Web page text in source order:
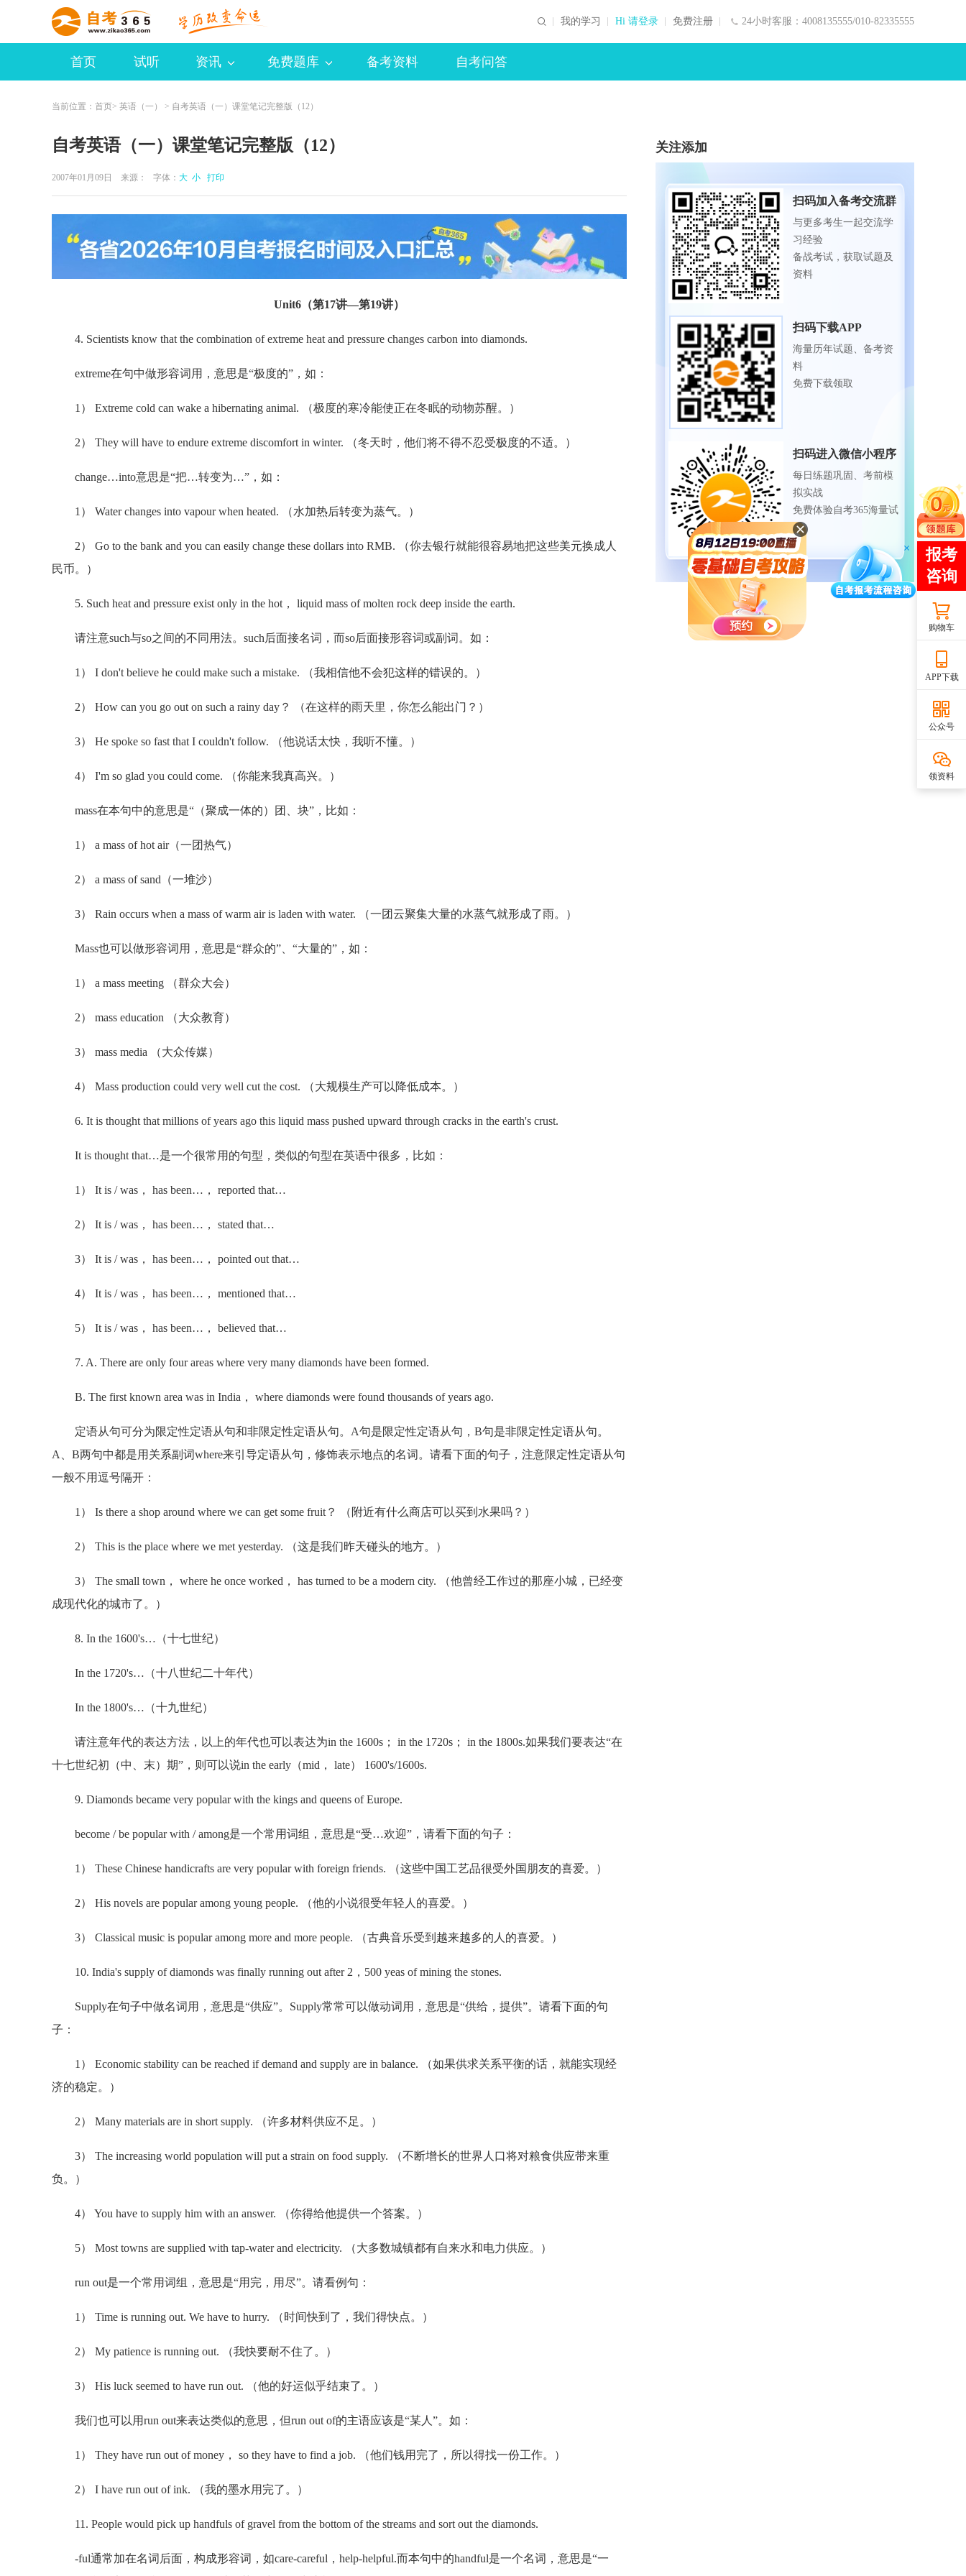
24小时客服：4008135555/010-82335555
我的学习 Hi 请登录 免费注册
首页 试听 资讯 免费题库 备考资料 自考问答
当前位置： 首页> 英语（一） > 自考英语（一）课堂笔记完整版（12）
自考英语（一）课堂笔记完整版（12）
2007年01月09日 来源： 字体： 大 小 打印
Unit6（第17讲—第19讲）
4. Scientists know that the combination of extreme heat and pressure changes carbon into diamonds.
extreme在句中做形容词用，意思是“极度的”，如：
1） Extreme cold can wake a hibernating animal. （极度的寒冷能使正在冬眠的动物苏醒。）
2） They will have to endure extreme discomfort in winter. （冬天时，他们将不得不忍受极度的不适。）
change…into意思是“把…转变为…”，如：
1） Water changes into vapour when heated. （水加热后转变为蒸气。）
2） Go to the bank and you can easily change these dollars into RMB. （你去银行就能很容易地把这些美元换成人
民币。）
5. Such heat and pressure exist only in the hot， liquid mass of molten rock deep inside the earth.
请注意such与so之间的不同用法。such后面接名词，而so后面接形容词或副词。如：
1） I don't believe he could make such a mistake. （我相信他不会犯这样的错误的。）
2） How can you go out on such a rainy day？ （在这样的雨天里，你怎么能出门？）
3） He spoke so fast that I couldn't follow. （他说话太快，我听不懂。）
4） I'm so glad you could come. （你能来我真高兴。）
mass在本句中的意思是“（聚成一体的）团、块”，比如：
1） a mass of hot air（一团热气）
2） a mass of sand（一堆沙）
3） Rain occurs when a mass of warm air is laden with water. （一团云聚集大量的水蒸气就形成了雨。）
Mass也可以做形容词用，意思是“群众的”、“大量的”，如：
1） a mass meeting （群众大会）
2） mass education （大众教育）
3） mass media （大众传媒）
4） Mass production could very well cut the cost. （大规模生产可以降低成本。）
6. It is thought that millions of years ago this liquid mass pushed upward through cracks in the earth's crust.
It is thought that…是一个很常用的句型，类似的句型在英语中很多，比如：
1） It is / was， has been…， reported that…
2） It is / was， has been…， stated that…
3） It is / was， has been…， pointed out that…
4） It is / was， has been…， mentioned that…
5） It is / was， has been…， believed that…
7. A. There are only four areas where very many diamonds have been formed.
B. The first known area was in India， where diamonds were found thousands of years ago.
定语从句可分为限定性定语从句和非限定性定语从句。A句是限定性定语从句，B句是非限定性定语从句。
A、B两句中都是用关系副词where来引导定语从句，修饰表示地点的名词。请看下面的句子，注意限定性定语从句
一般不用逗号隔开：
1） Is there a shop around where we can get some fruit？ （附近有什么商店可以买到水果吗？）
2） This is the place where we met yesterday. （这是我们昨天碰头的地方。）
3） The small town， where he once worked， has turned to be a modern city. （他曾经工作过的那座小城，已经变
成现代化的城市了。）
8. In the 1600's…（十七世纪）
In the 1720's…（十八世纪二十年代）
In the 1800's…（十九世纪）
请注意年代的表达方法，以上的年代也可以表达为in the 1600s； in the 1720s； in the 1800s.如果我们要表达“在
十七世纪初（中、末）期”，则可以说in the early（mid， late） 1600's/1600s.
9. Diamonds became very popular with the kings and queens of Europe.
become / be popular with / among是一个常用词组，意思是“受…欢迎”，请看下面的句子：
1） These Chinese handicrafts are very popular with foreign friends. （这些中国工艺品很受外国朋友的喜爱。）
2） His novels are popular among young people. （他的小说很受年轻人的喜爱。）
3） Classical music is popular among more and more people. （古典音乐受到越来越多的人的喜爱。）
10. India's supply of diamonds was finally running out after 2，500 yeas of mining the stones.
Supply在句子中做名词用，意思是“供应”。Supply常常可以做动词用，意思是“供给，提供”。请看下面的句
子：
1） Economic stability can be reached if demand and supply are in balance. （如果供求关系平衡的话，就能实现经
济的稳定。）
2） Many materials are in short supply. （许多材料供应不足。）
3） The increasing world population will put a strain on food supply. （不断增长的世界人口将对粮食供应带来重
负。）
4） You have to supply him with an answer. （你得给他提供一个答案。）
5） Most towns are supplied with tap-water and electricity. （大多数城镇都有自来水和电力供应。）
run out是一个常用词组，意思是“用完，用尽”。请看例句：
1） Time is running out. We have to hurry. （时间快到了，我们得快点。）
2） My patience is running out. （我快要耐不住了。）
3） His luck seemed to have run out. （他的好运似乎结束了。）
我们也可以用run out来表达类似的意思，但run out of的主语应该是“某人”。如：
1） They have run out of money， so they have to find a job. （他们钱用完了，所以得找一份工作。）
2） I have run out of ink. （我的墨水用完了。）
11. People would pick up handfuls of gravel from the bottom of the streams and sort out the diamonds.
-ful通常加在名词后面，构成形容词，如care-careful，help-helpful.而本句中的handful是一个名词，意思是“一
关注添加
扫码加入备考交流群
与更多考生一起交流学
习经验
备战考试，获取试题及
资料
扫码下载APP
海量历年试题、备考资
料
免费下载领取
扫码进入微信小程序
每日练题巩固、考前模
拟实战
免费体验自考365海量试
题
购物车
APP下载
公众号
领资料